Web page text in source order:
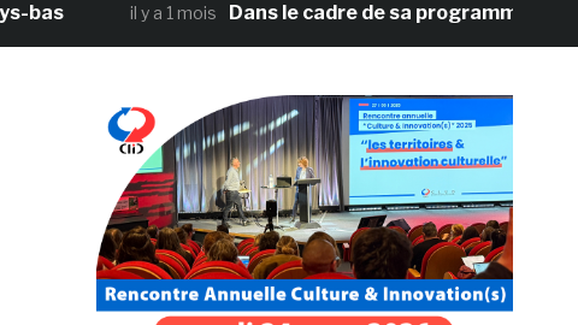
il y a 1 mois Dans le cadre de sa programmation